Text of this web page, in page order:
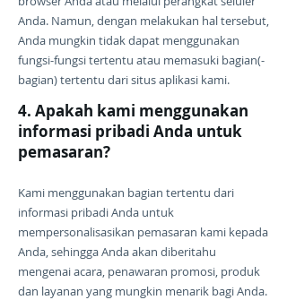
Anda. Namun, dengan melakukan hal tersebut,
Anda mungkin tidak dapat menggunakan
fungsi-fungsi tertentu atau memasuki bagian(-
bagian) tertentu dari situs aplikasi kami.
4. Apakah kami menggunakan
informasi pribadi Anda untuk
pemasaran?
Kami menggunakan bagian tertentu dari
informasi pribadi Anda untuk
mempersonalisasikan pemasaran kami kepada
Anda, sehingga Anda akan diberitahu
mengenai acara, penawaran promosi, produk
dan layanan yang mungkin menarik bagi Anda.